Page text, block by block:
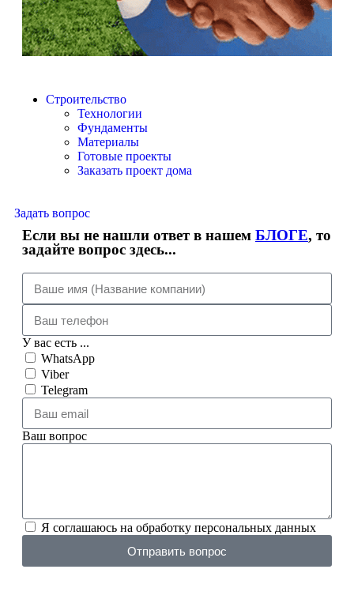
Строительство
Технологии
Фундаменты
Материалы
Готовые проекты
Заказать проект дома
Задать вопрос
Если вы не нашли ответ в нашем БЛОГЕ, то
задайте вопрос здесь...
У вас есть ...
WhatsApp
Viber
Telegram
Ваш вопрос
Я соглашаюсь на обработку персональных данных
Отправить вопрос